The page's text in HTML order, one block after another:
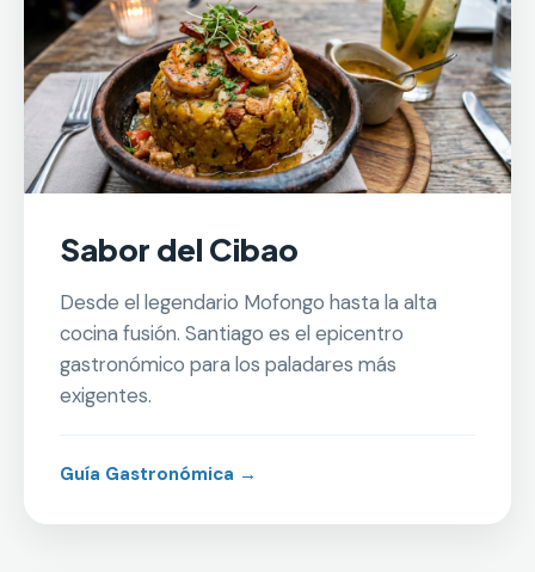
Sabor del Cibao
Desde el legendario Mofongo hasta la alta
cocina fusión. Santiago es el epicentro
gastronómico para los paladares más
exigentes.
Guía Gastronómica →